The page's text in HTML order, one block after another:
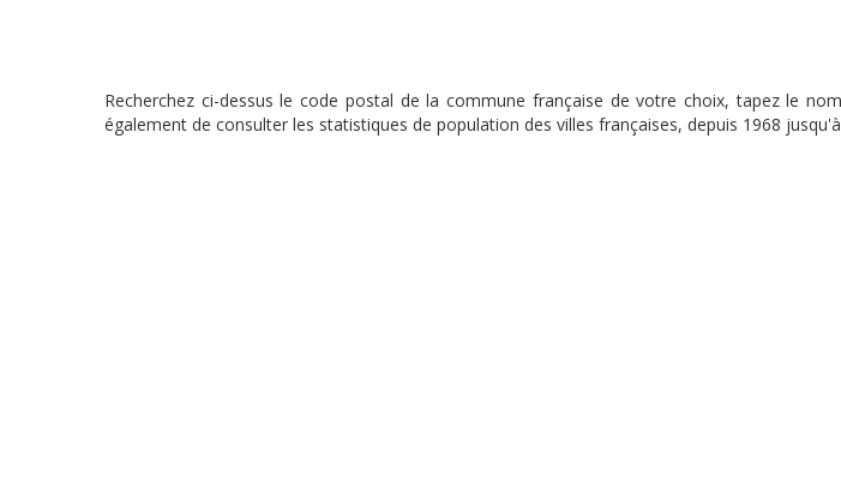
Recherchez ci-dessus le code postal de la commune française de votre choix, tapez le
également de consulter les statistiques de population des villes françaises, depuis 1968